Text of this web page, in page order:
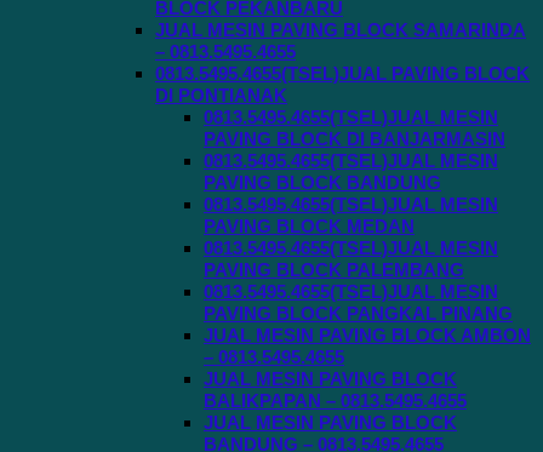
BLOCK PEKANBARU
JUAL MESIN PAVING BLOCK SAMARINDA
– 0813.5495.4655
0813.5495.4655(TSEL)JUAL PAVING BLOCK
DI PONTIANAK
0813.5495.4655(TSEL)JUAL MESIN
PAVING BLOCK DI BANJARMASIN
0813.5495.4655(TSEL)JUAL MESIN
PAVING BLOCK BANDUNG
0813.5495.4655(TSEL)JUAL MESIN
PAVING BLOCK MEDAN
0813.5495.4655(TSEL)JUAL MESIN
PAVING BLOCK PALEMBANG
0813.5495.4655(TSEL)JUAL MESIN
PAVING BLOCK PANGKAL PINANG
JUAL MESIN PAVING BLOCK AMBON
– 0813.5495.4655
JUAL MESIN PAVING BLOCK
BALIKPAPAN – 0813.5495.4655
JUAL MESIN PAVING BLOCK
BANDUNG – 0813.5495.4655